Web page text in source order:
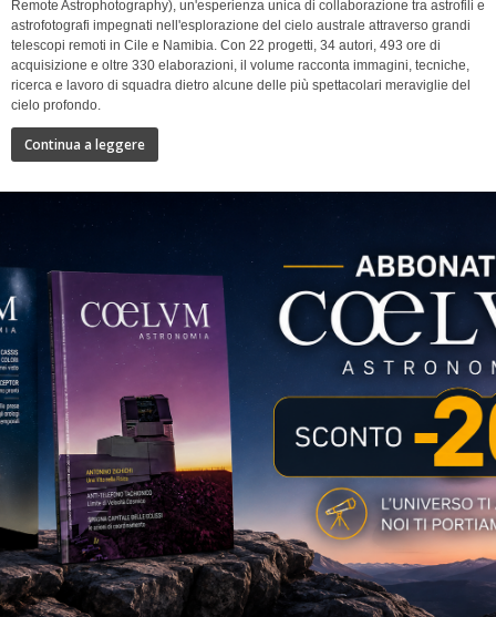
Remote Astrophotography), un'esperienza unica di collaborazione tra astrofili e
astrofotografi impegnati nell'esplorazione del cielo australe attraverso grandi
telescopi remoti in Cile e Namibia. Con 22 progetti, 34 autori, 493 ore di
acquisizione e oltre 330 elaborazioni, il volume racconta immagini, tecniche,
ricerca e lavoro di squadra dietro alcune delle più spettacolari meraviglie del
cielo profondo.
Continua a leggere